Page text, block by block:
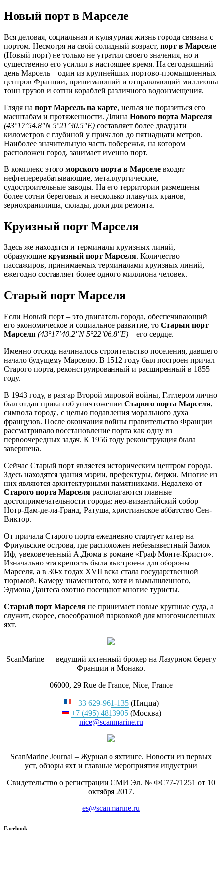
Новый порт в Марселе
Вся деловая, социальная и культурная жизнь города связана с
портом. Несмотря на свой солидный возраст, порт в Марселе
(Новый порт) не только не утратил своего значения, но и
существенно его усилил в настоящее время. На сегодняшний
день Марсель – один из крупнейших портово-промышленных
центров Франции, принимающий и отправляющий миллионы
тонн грузов и сотни кораблей различного водоизмещения.
Глядя на порт Марсель на карте, нельзя не поразиться его
масштабам и протяженности. Длина Нового порта Марселя
(43°17’54.8″N 5°21’30.5″E) составляет более двадцати
километров с глубиной у причалов до пятнадцати метров.
Наиболее значительную часть побережья, на котором
расположен город, занимает именно порт.
В комплекс этого морского порта в Марселе входят
нефтеперерабатывающие, металлургические,
судостроительные заводы. На его территории размещены
более сотни береговых и несколько плавучих кранов,
зернохранилища, склады, доки для ремонта.
Круизный порт Марселя
Здесь же находятся и терминалы круизных линий,
образующие круизный порт Марселя. Количество
пассажиров, принимаемых терминалами круизных линий,
ежегодно составляет более одного миллиона человек.
Старый порт Марселя
Если Новый порт – это двигатель города, обеспечивающий
его экономическое и социальное развитие, то Старый порт
Марселя (43°17’40.2″N 5°22’06.8″E) – его сердце.
Именно отсюда начиналось строительство поселения, давшего
начало будущему Марселю. В 1512 году был построен причал
Старого порта, реконструированный и расширенный в 1855
году.
В 1943 году, в разгар Второй мировой войны, Гитлером лично
был отдан приказ об уничтожении Старого порта Марселя,
символа города, с целью подавления морального духа
французов. После окончания войны правительство Франции
рассматривало восстановление порта как одну из
первоочередных задач. К 1956 году реконструкция была
завершена.
Сейчас Старый порт является историческим центром города.
Здесь находятся здания мэрии, префектуры, биржи. Многие из
них являются архитектурными памятниками. Недалеко от
Старого порта Марселя располагаются главные
достопримечательности города: нео-византийский собор
Нотр-Дам-де-ла-Гранд, Ратуша, христианское аббатство Сен-
Виктор.
От причала Старого порта ежедневно стартует катер на
Фриульские острова, где расположен небезызвестный Замок
Иф, увековеченный А.Дюма в романе «Граф Монте-Кристо».
Изначально эта крепость была выстроена для обороны
Марселя, а в 30-х годах XVII века стала государственной
тюрьмой. Камеру знаменитого, хотя и вымышленного,
Эдмона Дантеса охотно посещают многие туристы.
Старый порт Марселя не принимает новые крупные суда, а
служит, скорее, своеобразной парковкой для многочисленных
яхт.
ScanMarine — ведущий яхтенный брокер на Лазурном берегу
Франции и Монако.
06000, 29 Rue de France, Nice, France
+33 629-961-135(Ницца)
+7 (495) 4813905(Москва)
nice@scanmarine.ru
ScanMarine Journal – Журнал о яхтинге. Новости из первых
уст, обзоры яхт и главные мероприятия индустрии
Свидетельство о регистрации СМИ Эл. № ФС77-71251 от 10
октября 2017.
es@scanmarine.ru
Facebook